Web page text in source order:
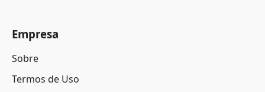
Empresa
Sobre
Termos de Uso